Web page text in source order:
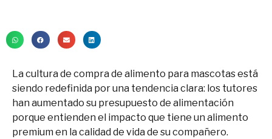
La cultura de compra de alimento para mascotas está
siendo redefinida por una tendencia clara: los tutores
han aumentado su presupuesto de alimentación
porque entienden el impacto que tiene un alimento
premium en la calidad de vida de su compañero.